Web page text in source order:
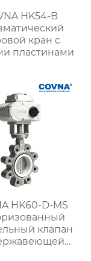
HK54-B
кран с
пластинами
HK60-D-MS
клапан